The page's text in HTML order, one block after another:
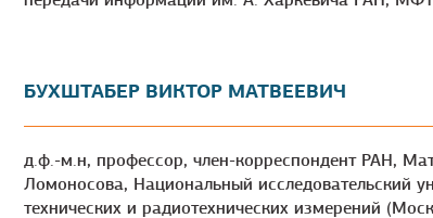
БУХШТАБЕР ВИКТОР МАТВЕЕВИЧ
д.ф.-м.н, профессор, член-корреспондент РАН,
Ломоносова, Национальный исследовательский
технических и радиотехнических измерений